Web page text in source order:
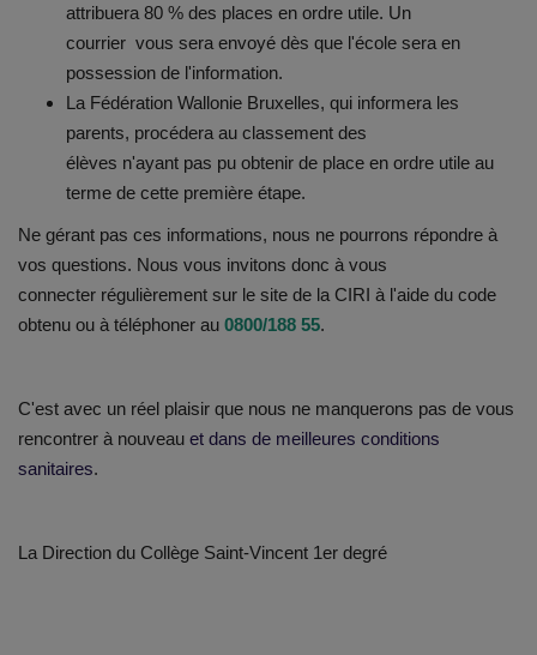
attribuera 80 % des places en ordre utile. Un
courrier vous sera envoyé dès que l'école sera en
possession de l'information.
La Fédération Wallonie Bruxelles, qui informera les
parents, procédera au classement des
élèves n'ayant pas pu obtenir de place en ordre utile au
terme de cette première étape.
Ne gérant pas ces informations, nous ne pourrons répondre à
vos questions. Nous vous invitons donc à vous
connecter régulièrement sur le site de la CIRI à l'aide du code
obtenu ou à téléphoner au 0800/188 55.
C'est avec un réel plaisir que nous ne manquerons pas de vous
rencontrer à nouveau et dans de meilleures conditions
sanitaires.
La Direction du Collège Saint-Vincent 1er degré